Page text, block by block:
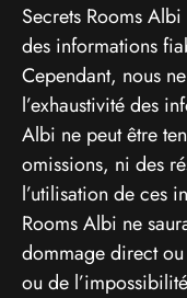
Secrets Rooms
des informations
Cependant, nous
l’exhaustivité des
Albi ne peut être
omissions, ni des
l’utilisation de ces
Rooms Albi ne
dommage direct ou
ou de